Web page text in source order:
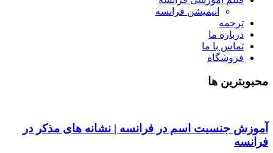
انیمیشن فرانسه
ترجمه
درباره ما
تماس با ما
فروشگاه
محبوبترین ها
آموزش جنسیت اسم در فرانسه | نشانه های مذکر در
فرانسه